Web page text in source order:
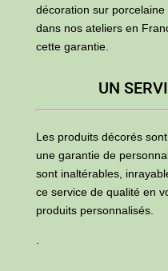
décoration sur
dans nos ateliers en
cette garantie.
UN
Les produits décorés
une garantie de
sont inaltérables,
ce service de qualité en
produits personnalisés.
.